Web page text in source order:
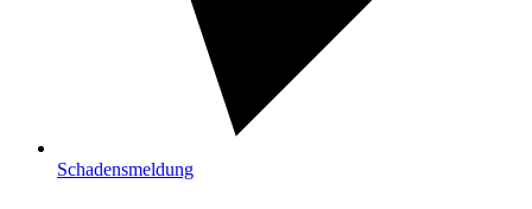
Schadensmeldung